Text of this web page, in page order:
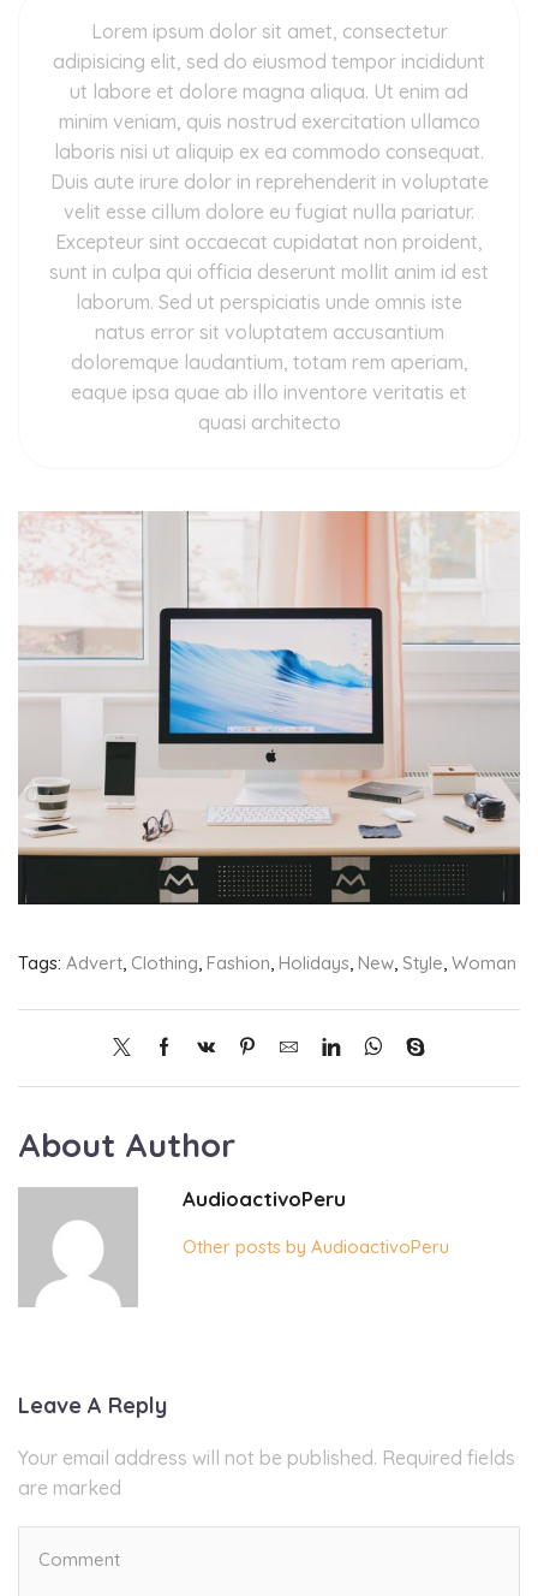
Lorem ipsum dolor sit amet, consectetur
adipisicing elit, sed do eiusmod tempor incididunt
ut labore et dolore magna aliqua. Ut enim ad
minim veniam, quis nostrud exercitation ullamco
laboris nisi ut aliquip ex ea commodo consequat.
Duis aute irure dolor in reprehenderit in voluptate
velit esse cillum dolore eu fugiat nulla pariatur.
Excepteur sint occaecat cupidatat non proident,
sunt in culpa qui officia deserunt mollit anim id est
laborum. Sed ut perspiciatis unde omnis iste
natus error sit voluptatem accusantium
doloremque laudantium, totam rem aperiam,
eaque ipsa quae ab illo inventore veritatis et
quasi architecto
Tags: Advert, Clothing, Fashion, Holidays, New, Style, Woman
About Author
AudioactivoPeru
Other posts by AudioactivoPeru
Leave A Reply
Your email address will not be published. Required fields
are marked